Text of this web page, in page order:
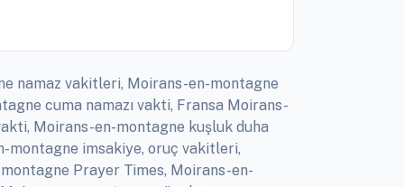
namaz vakitleri, Moirans-en-montagne
cuma namazı vakti, Fransa Moirans-
Moirans-en-montagne kuşluk duha
montagne imsakiye, oruç vakitleri,
Prayer Times, Moirans-en-